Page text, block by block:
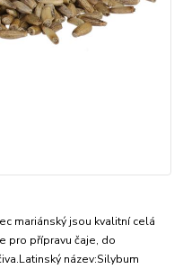
mariánský jsou kvalitní celá
pro přípravu čaje, do
název:Silybum